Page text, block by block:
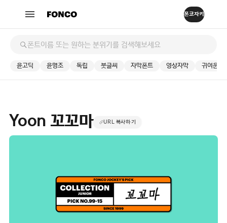
윤고딕 윤명조 독립 붓글씨 자막폰트 영상자막 귀여운
Yoon 꼬꼬마 URL 복사하기